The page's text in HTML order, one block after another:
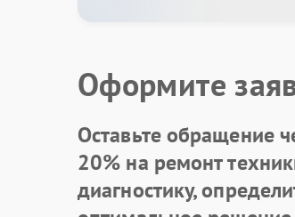
Оформите
Оставьте обращение
20% на ремонт
диагностику,